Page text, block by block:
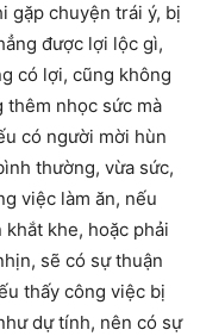
gặp chuyện trái ý, bị
được lợi lộc gì,
có lợi, cũng không
thêm nhọc sức mà
có người mời hùn
thường, vừa sức,
việc làm ăn, nếu
khe, hoặc phải
sẽ có sự thuận
thấy công việc bị
dự tính, nên có sự